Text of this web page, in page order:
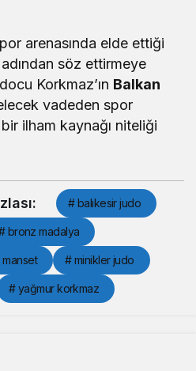
arenasında elde ettiği
söz ettirmeye
Korkmaz’ın Balkan
vadeden spor
ilham kaynağı niteliği
# balıkesir judo
bronz madalya
manset # minikler judo
# yağmur korkmaz